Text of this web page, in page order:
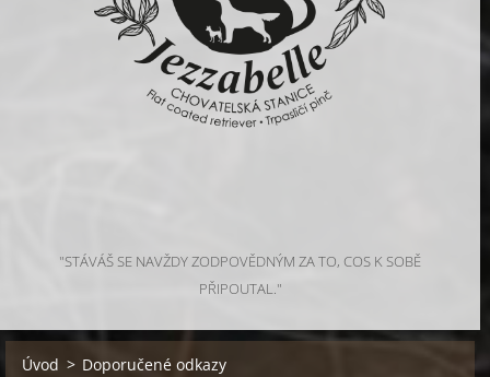
"STÁVÁŠ SE NAVŽDY ZODPOVĚDNÝM ZA TO, COS K SOBĚ
PŘIPOUTAL."
Úvod > Doporučené odkazy